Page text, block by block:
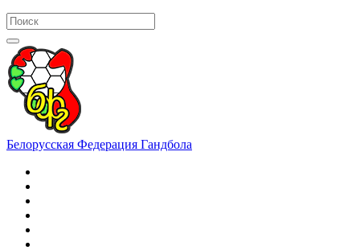
Белорусская Федерация Гандбола